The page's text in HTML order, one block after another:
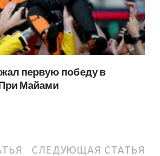
первую победу в
Майами
СЛЕДУЮЩАЯ СТАТЬЯ